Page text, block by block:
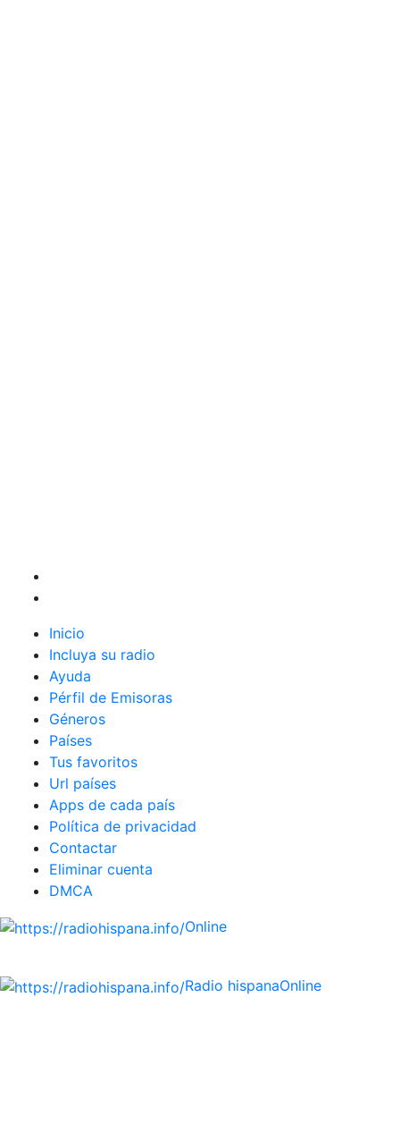
Inicio
Incluya su radio
Ayuda
Pérfil de Emisoras
Géneros
Países
Tus favoritos
Url países
Apps de cada país
Política de privacidad
Contactar
Eliminar cuenta
DMCA
Online
Radio hispanaOnline